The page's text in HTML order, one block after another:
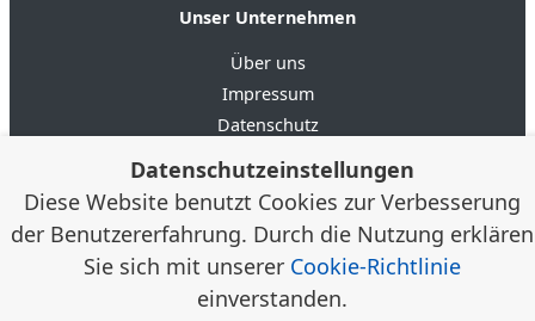
Unser Unternehmen
Über uns
Impressum
Datenschutz
AGB
Google Bewertungen 4.6 ★★★★★
★★★★★ (20)
Datenschutzeinstellungen
Diese Website benutzt Cookies zur Verbesserung
der Benutzererfahrung. Durch die Nutzung erklären
Sie sich mit unserer Cookie-Richtlinie
einverstanden.